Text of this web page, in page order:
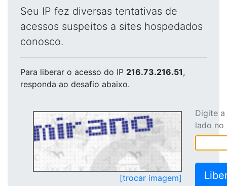
Seu IP fez diversas tentativas de
acessos suspeitos a sites hospedados
conosco.
Para liberar o acesso do IP 216.73.216.51,
responda ao desafio abaixo.
[trocar imagem]
Digite
lado no